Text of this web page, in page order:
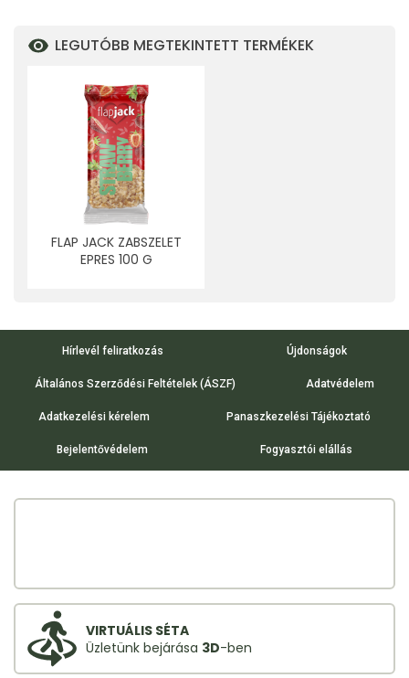
LEGUTÓBB MEGTEKINTETT TERMÉKEK
FLAP JACK ZABSZELET
EPRES 100 G
Hírlevél feliratkozás Újdonságok
Általános Szerződési Feltételek (ÁSZF) Adatvédelem
Adatkezelési kérelem Panaszkezelési Tájékoztató
Bejelentővédelem Fogyasztói elállás
VIRTUÁLIS SÉTA
Üzletünk bejárása 3D-ben